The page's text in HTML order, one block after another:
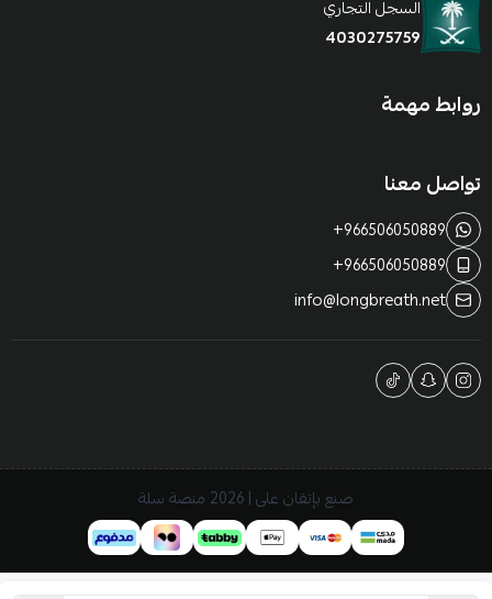
السجل التجاري
4030275759
روابط مهمة
تواصل معنا
+966506050889
+966506050889
info@longbreath.net
صنع بإتقان على | 2026 منصة سلة